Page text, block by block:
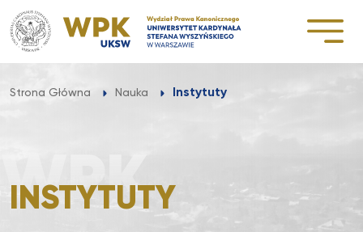
Przejdź
do
treści
Strona Główna Nauka Instytuty
INSTYTUTY